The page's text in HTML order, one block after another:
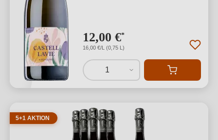
12,00 €*
16,00 €/L (0,75 L)
1
5+1 AKTION